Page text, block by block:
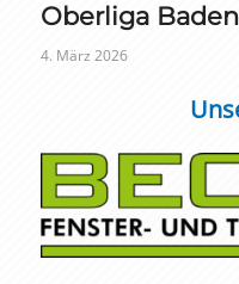
Oberliga
4. März 2026